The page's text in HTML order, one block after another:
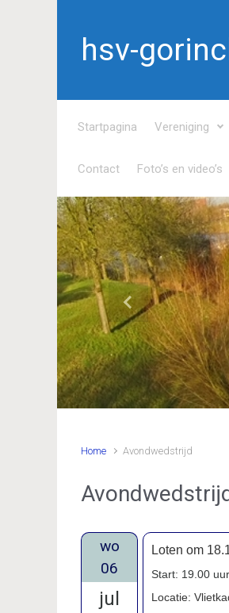
hsv-
Startpagina Vereniging
Contact Foto’s en video’s
Vorige
Home Avondwedstrijd
wo
06
jul
Loten om
Start: 19.00
Locatie: